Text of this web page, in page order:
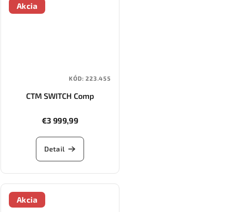
Akcia
CTM SWITCH Comp
€3 999,99
Detail
KÓD:223.455
Akcia